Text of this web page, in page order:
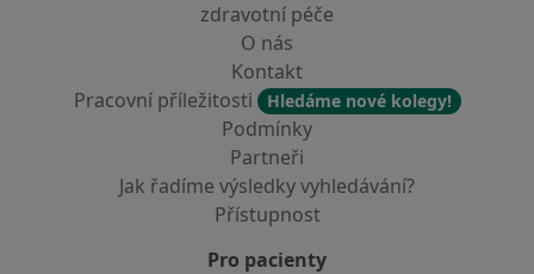
zdravotní péče
O nás
Kontakt
Pracovní příležitosti
Hledáme nové kolegy!
Podmínky
Partneři
Jak řadíme výsledky vyhledávání?
Přístupnost
Pro pacienty